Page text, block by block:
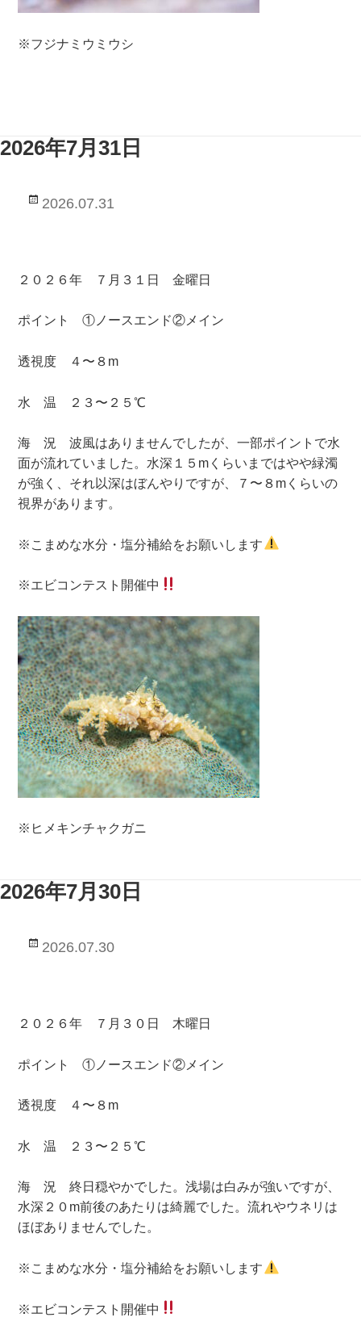
※フジナミウミウシ
2026年7月31日
投
2026.07.31
２０２６年 ７月３１日 金曜日
ポイント ①ノースエンド②メイン
透視度 ４〜８m
水 温 ２３〜２５℃
海 況 波風はありませんでしたが、一部ポイントで水
面が流れていました。水深１５mくらいまではやや緑濁
が強く、それ以深はぼんやりですが、７〜８mくらいの
視界があります。
※こまめな水分・塩分補給をお願いします
※エビコンテスト開催中
※ヒメキンチャクガニ
2026年7月30日
投
2026.07.30
２０２６年 ７月３０日 木曜日
ポイント ①ノースエンド②メイン
透視度 ４〜８m
水 温 ２３〜２５℃
海 況 終日穏やかでした。浅場は白みが強いですが、
水深２０m前後のあたりは綺麗でした。流れやウネリは
ほぼありませんでした。
※こまめな水分・塩分補給をお願いします
※エビコンテスト開催中